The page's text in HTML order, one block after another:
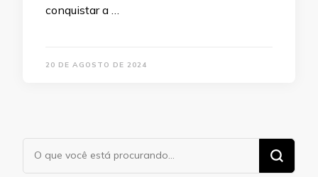
conquistar a …
20 DE AGOSTO DE 2024
Procurando
algo?